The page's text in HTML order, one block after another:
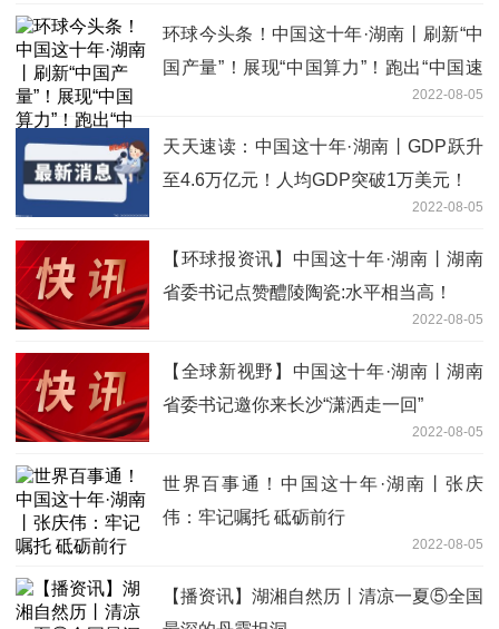
环球今头条！中国这十年·湖南丨刷新“中
国产量”！展现“中国算力”！跑出“中国速
2022-08-05
天天速读：中国这十年·湖南丨GDP跃升
至4.6万亿元！人均GDP突破1万美元！
2022-08-05
【环球报资讯】中国这十年·湖南丨湖南
省委书记点赞醴陵陶瓷:水平相当高！
2022-08-05
【全球新视野】中国这十年·湖南丨湖南
省委书记邀你来长沙“潇洒走一回”
2022-08-05
世界百事通！中国这十年·湖南丨张庆
伟：牢记嘱托 砥砺前行
2022-08-05
【播资讯】湖湘自然历丨清凉一夏⑤全国